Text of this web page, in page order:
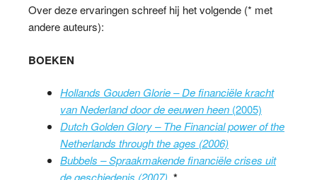
Over deze ervaringen schreef hij het volgende (* met
andere auteurs):
BOEKEN
Hollands Gouden Glorie – De financiële kracht
van Nederland door de eeuwen heen (2005)
Dutch Golden Glory – The Financial power of the
Netherlands through the ages (2006)
Bubbels – Spraakmakende financiële crises uit
de geschiedenis (2007)